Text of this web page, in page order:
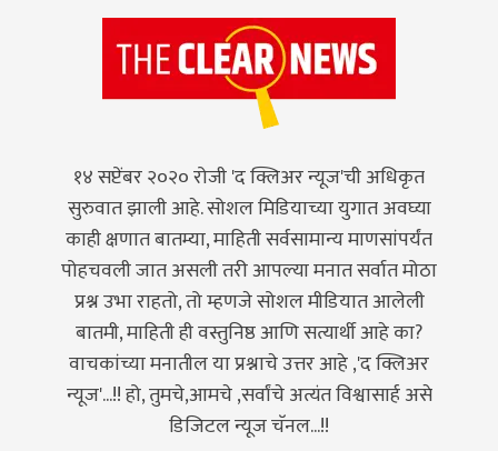
१४ सप्टेंबर २०२० रोजी 'द क्लिअर न्यूज'ची अधिकृत
सुरुवात झाली आहे. सोशल मिडियाच्या युगात अवघ्या
काही क्षणात बातम्या, माहिती सर्वसामान्य माणसांपर्यंत
पोहचवली जात असली तरी आपल्या मनात सर्वात मोठा
प्रश्न उभा राहतो, तो म्हणजे सोशल मीडियात आलेली
बातमी, माहिती ही वस्तुनिष्ठ आणि सत्यार्थी आहे का?
वाचकांच्या मनातील या प्रश्नाचे उत्तर आहे ,'द क्लिअर
न्यूज'...!! हो, तुमचे,आमचे ,सर्वांचे अत्यंत विश्वासार्ह असे
डिजिटल न्यूज चॅनल...!!